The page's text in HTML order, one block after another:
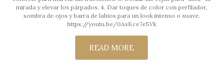
mirada y elevar los párpados. 4. Dar toques de color con perfilador,
sombra de ojos y barra de labios para un look intenso o suave.
https://youtu.be/0AsKce7e5Vk
READ MORE